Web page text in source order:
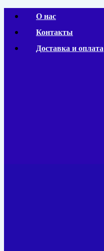
Перейти
содержимому
О нас
Контакты
Доставка и оплата